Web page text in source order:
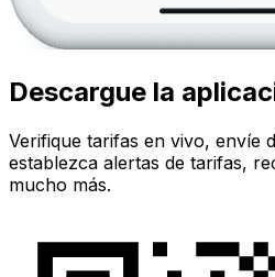
Descargue la
Verifique tarifas en vivo, envíe
establezca alertas de tarifas,
mucho más.